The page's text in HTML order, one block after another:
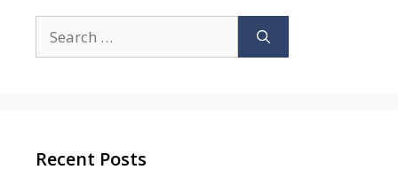
for:
Recent Posts